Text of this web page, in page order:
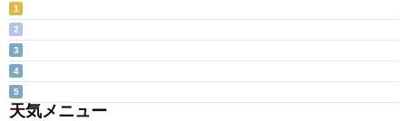
1
2
3
4
5
天気メニュー